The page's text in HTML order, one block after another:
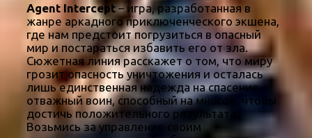
Agent Intercept– игра, разработанная в
жанре аркадного приключенческого экшена,
где нам предстоит погрузиться в опасный
мир и постараться избавить его от зла.
Сюжетная линия расскажет о том, что миру
грозит опасность уничтожения и осталась
лишь единственная надежда на спасение –
отважный воин, способный на многое, чтобы
достичь положительного результата.
Возьмись за управление своим